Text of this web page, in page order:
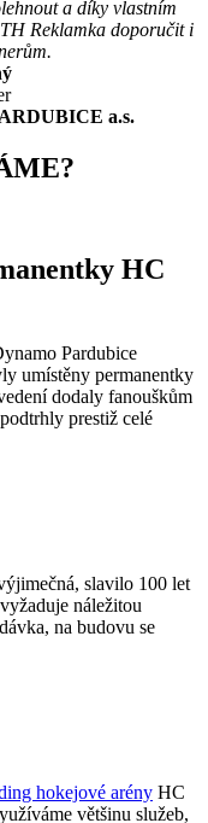
a díky vlastním
Reklamka doporučit i
a.s.
HC
Pardubice
umístěny permanentky
dodaly fanouškům
prestiž celé
slavilo 100 let
náležitou
na budovu se
hokejové arény HC
většinu služeb,